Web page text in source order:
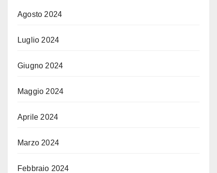
Agosto 2024
Luglio 2024
Giugno 2024
Maggio 2024
Aprile 2024
Marzo 2024
Febbraio 2024